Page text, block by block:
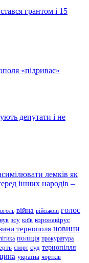
грантом і 15
«підриває»
депутати і не
лемків як
інших народів –
війна військові голос
зсу київ коронавірус
тернополя новини
поліція прокуратура
спорт суд тернопілля
україна чортків